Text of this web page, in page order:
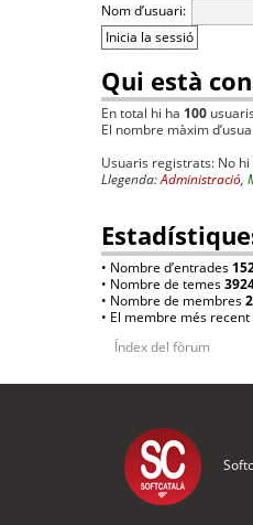
Nom d’usuari:
Qui està
En total hi ha 100
El nombre màxim
Usuaris registrats: No
Llegenda:Administració,
• Nombre d’entrades
• Nombre de temes
• Nombre de membres
• El membre més recent
Índex del fòrum